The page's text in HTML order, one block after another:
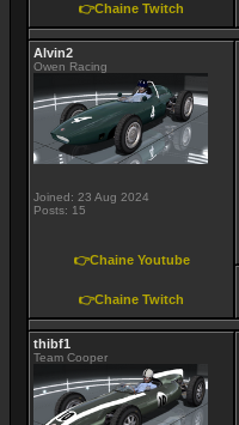
👉Chaine Twitch
Alvin2
Owen Racing
Joined: 23 Aug 2024
Posts: 15
👉Chaine Youtube
👉Chaine Twitch
thibf1
Team Cooper